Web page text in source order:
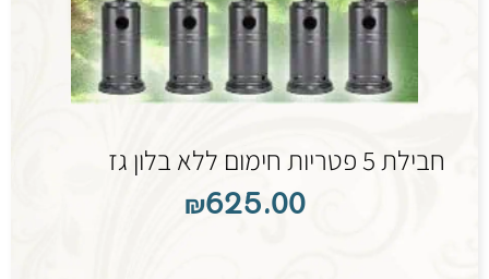
חבילת 5 פטריות חימום ללא בלון גז
₪625.00